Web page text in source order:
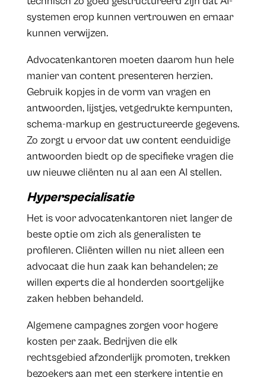
systemen erop kunnen vertrouwen en ernaar
kunnen verwijzen.
Advocatenkantoren moeten daarom hun hele
manier van content presenteren herzien.
Gebruik kopjes in de vorm van vragen en
antwoorden, lijstjes, vetgedrukte kernpunten,
schema-markup en gestructureerde gegevens.
Zo zorgt u ervoor dat uw content eenduidige
antwoorden biedt op de specifieke vragen die
uw nieuwe cliënten nu al aan een AI stellen.
Hyperspecialisatie
Het is voor advocatenkantoren niet langer de
beste optie om zich als generalisten te
profileren. Cliënten willen nu niet alleen een
advocaat die hun zaak kan behandelen; ze
willen experts die al honderden soortgelijke
zaken hebben behandeld.
Algemene campagnes zorgen voor hogere
kosten per zaak. Bedrijven die elk
rechtsgebied afzonderlijk promoten, trekken
bezoekers aan met een sterkere intentie en